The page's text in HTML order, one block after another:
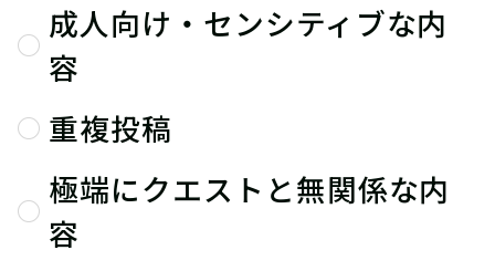
成人向け・センシティブな内
容
重複投稿
極端にクエストと無関係な内
容